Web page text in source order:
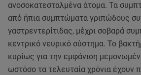
ανοσοκατεσταλμένα άτομα. Τα
από ήπια συμπτώματα γριπώδους
γαστρεντερίτιδας, μέχρι σοβαρά
κεντρικό νευρικό σύστημα. Το
κυρίως για την εμφάνιση
ωστόσο τα τελευταία χρόνια έχουν